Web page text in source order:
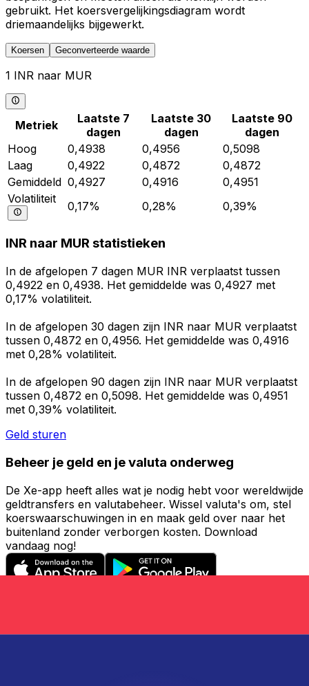
gebruikt. Het koersvergelijkingsdiagram wordt
driemaandelijks bijgewerkt.
Koersen Geconverteerde waarde
1 INR naar MUR
Metriek
Laatste 7
dagen
Laatste 30
dagen
Laatste 90
dagen
Hoog
0,4938 0,4956
0,5098
Laag
0,4922 0,4872
0,4872
Gemiddeld 0,4927 0,4916
0,4951
Volatiliteit
0,17% 0,28% 0,39%
INR naar MUR statistieken
In de afgelopen 7 dagen MUR INR verplaatst tussen
0,4922 en 0,4938. Het gemiddelde was 0,4927 met
0,17% volatiliteit.
In de afgelopen 30 dagen zijn INR naar MUR verplaatst
tussen 0,4872 en 0,4956. Het gemiddelde was 0,4916
met 0,28% volatiliteit.
In de afgelopen 90 dagen zijn INR naar MUR verplaatst
tussen 0,4872 en 0,5098. Het gemiddelde was 0,4951
met 0,39% volatiliteit.
Geld sturen
Beheer je geld en je valuta onderweg
De Xe-app heeft alles wat je nodig hebt voor wereldwijde
geldtransfers en valutabeheer. Wissel valuta's om, stel
koerswaarschuwingen in en maak geld over naar het
buitenland zonder verborgen kosten. Download
vandaag nog!